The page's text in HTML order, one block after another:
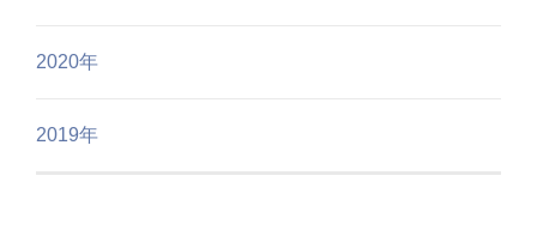
2020年
2019年